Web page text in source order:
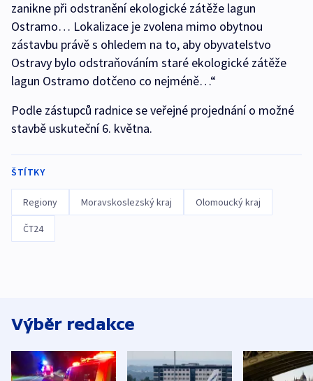
zanikne při odstranění ekologické zátěže lagun
Ostramo… Lokalizace je zvolena mimo obytnou
zástavbu právě s ohledem na to, aby obyvatelstvo
Ostravy bylo odstraňováním staré ekologické zátěže
lagun Ostramo dotčeno co nejméně…“
Podle zástupců radnice se veřejné projednání o možné
stavbě uskuteční 6. května.
ŠTÍTKY
Regiony Moravskoslezský kraj Olomoucký kraj
ČT24
Výběr redakce